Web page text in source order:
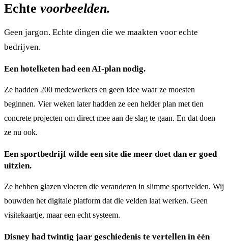
Echte voorbeelden.
Geen jargon. Echte dingen die we maakten voor echte
bedrijven.
Een hotelketen had een AI-plan nodig.
Ze hadden 200 medewerkers en geen idee waar ze moesten
beginnen. Vier weken later hadden ze een helder plan met tien
concrete projecten om direct mee aan de slag te gaan. En dat doen
ze nu ook.
Een sportbedrijf wilde een site die meer doet dan er goed
uitzien.
Ze hebben glazen vloeren die veranderen in slimme sportvelden. Wij
bouwden het digitale platform dat die velden laat werken. Geen
visitekaartje, maar een echt systeem.
Disney had twintig jaar geschiedenis te vertellen in één